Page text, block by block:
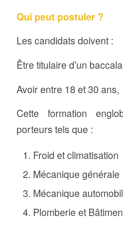
Qui peut postuler ?
Les candidats doivent :
Être titulaire d’un
Avoir entre 18 et 30 ans,
Cette formation
porteurs tels que :
Froid et climatisation
Mécanique générale
Mécanique
Plomberie et